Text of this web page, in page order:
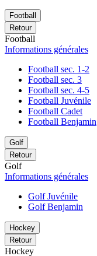
Football
Retour
Football
Informations générales
Football sec. 1-2
Football sec. 3
Football sec. 4-5
Football Juvénile
Football Cadet
Football Benjamin
Golf
Retour
Golf
Informations générales
Golf Juvénile
Golf Benjamin
Hockey
Retour
Hockey